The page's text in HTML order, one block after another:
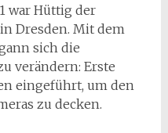
war Hüttig der
Dresden. Mit dem
sich die
verändern: Erste
eingeführt, um den
zu decken.